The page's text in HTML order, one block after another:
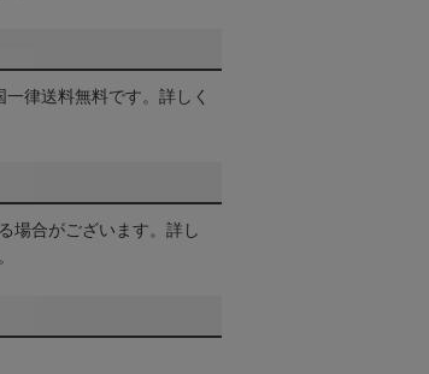
律送料無料です。詳しく
場合がございます。詳し